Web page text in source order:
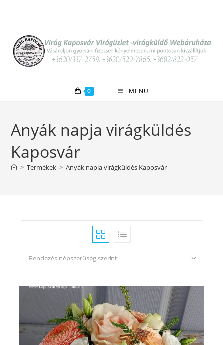
to
0 MENU
Anyák napja virágküldés
Kaposvár
> Termékek > Anyák napja virágküldés Kaposvár
Rendezés népszerűség szerint